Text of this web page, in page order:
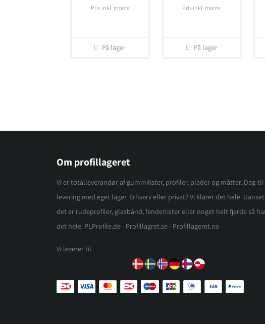
Pris inkl. moms
På lager
Pris inkl. moms
På lager
Om profillageret
Vi er totalleverandør af gummilister, profiler, plader og måtter. Dag-
levering med eget lager. Erhverv eller privat? Vi klarer det hele.
det er rudeprofiler, glasbånd, fenderlister eller noget helt fjerde så
det hele. PLProfile.de - Profillagret.se - Profillageret.no
Vi leverer til